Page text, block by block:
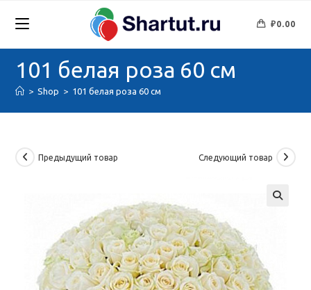
₽0.00
101 белая роза 60 см
> Shop > 101 белая роза 60 см
Предыдущий товар Следующий товар